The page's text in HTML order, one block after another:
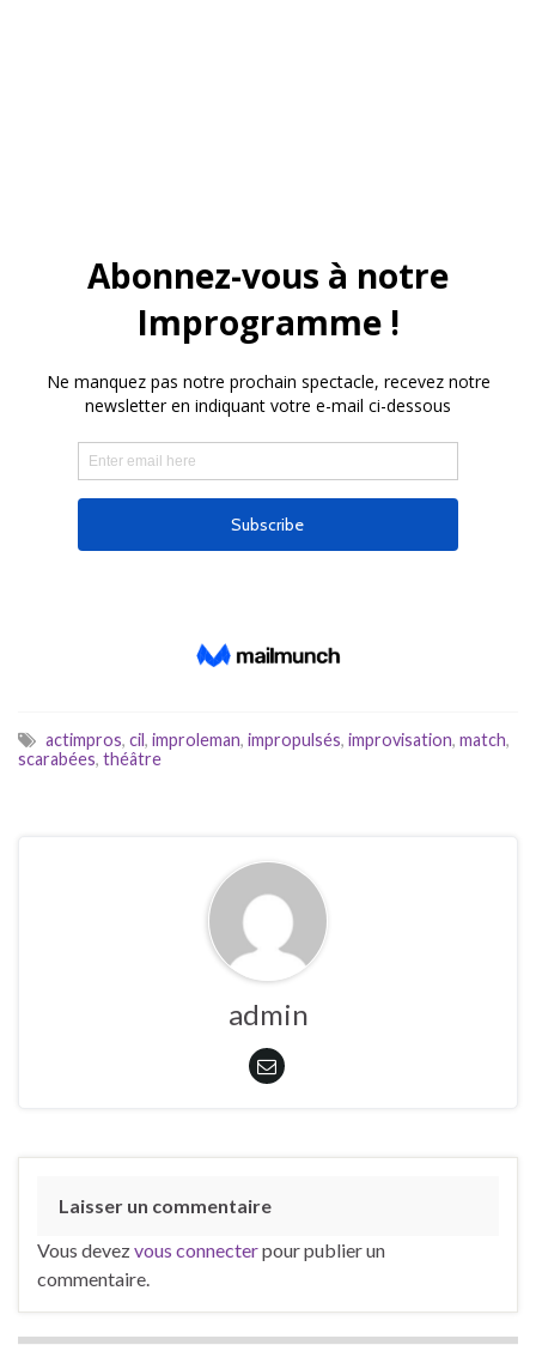
actimpros, cil, improleman, impropulsés, improvisation, match,
scarabées, théâtre
admin
Laisser un commentaire
Vous devezvous connecterpour publier un
commentaire.